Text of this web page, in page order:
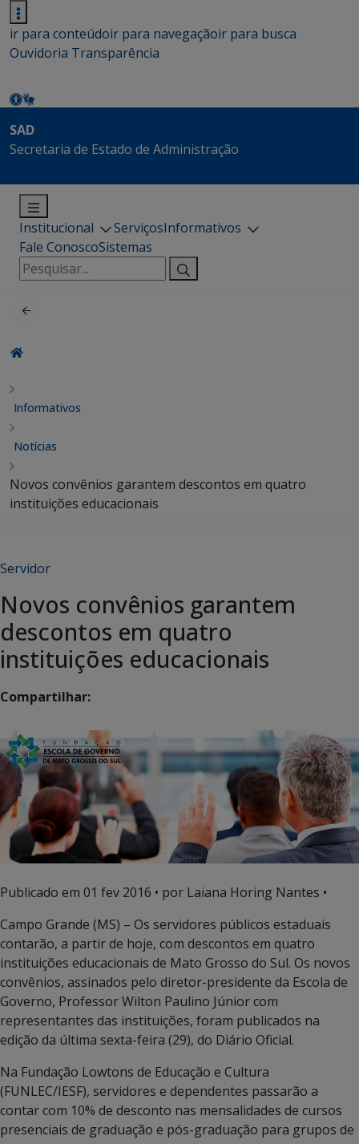
ir para conteúdoir para navegaçãoir para busca
Ouvidoria Transparência
SAD
Secretaria de Estado de Administração
Institucional ServiçosInformativos
Fale ConoscoSistemas
Pesquisar
por:
Informativos
Notícias
Novos convênios garantem descontos em quatro
instituições educacionais
Servidor
Novos convênios garantem
descontos em quatro
instituições educacionais
Compartilhar:
Publicado em 01 fev 2016 • por Laiana Horing Nantes •
Campo Grande (MS) – Os servidores públicos estaduais
contarão, a partir de hoje, com descontos em quatro
instituições educacionais de Mato Grosso do Sul. Os novos
convênios, assinados pelo diretor-presidente da Escola de
Governo, Professor Wilton Paulino Júnior com
representantes das instituições, foram publicados na
edição da última sexta-feira (29), do Diário Oficial.
Na Fundação Lowtons de Educação e Cultura
(FUNLEC/IESF), servidores e dependentes passarão a
contar com 10% de desconto nas mensalidades de cursos
presenciais de graduação e pós-graduação para grupos de